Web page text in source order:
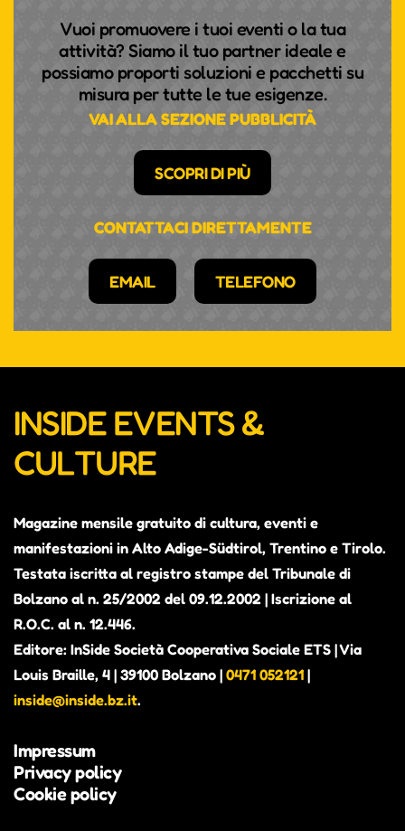
Vuoi promuovere i tuoi eventi o la tua
attività? Siamo il tuo partner ideale e
possiamo proporti soluzioni e pacchetti su
misura per tutte le tue esigenze.
VAI ALLA SEZIONE PUBBLICITÀ
SCOPRI DI PIÙ
CONTATTACI DIRETTAMENTE
EMAIL TELEFONO
INSIDE EVENTS &
CULTURE
Magazine mensile gratuito di cultura, eventi e
manifestazioni in Alto Adige-Südtirol, Trentino e Tirolo.
Testata iscritta al registro stampe del Tribunale di
Bolzano al n. 25/2002 del 09.12.2002 | Iscrizione al
R.O.C. al n. 12.446.
Editore: InSide Società Cooperativa Sociale ETS | Via
Louis Braille, 4 | 39100 Bolzano | 0471 052121 |
inside@inside.bz.it.
Impressum
Privacy policy
Cookie policy